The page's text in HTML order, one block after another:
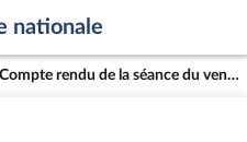
nationale
Compte rendu de la séance du vendredi 23 juillet 2021